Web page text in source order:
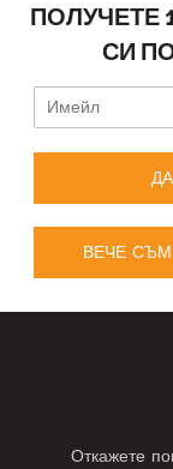
ПОЛУЧЕТЕ
СИ
ВЕЧЕ
Откажете